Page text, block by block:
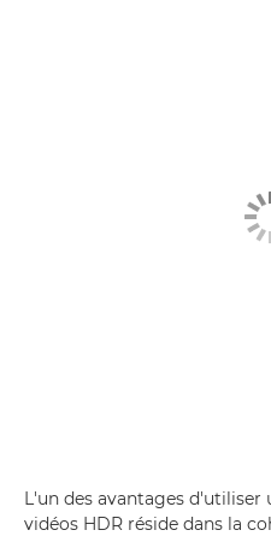
L'un des avantages d'utiliser
vidéos HDR réside dans la